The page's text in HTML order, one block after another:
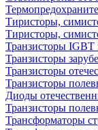
Тиристоры,
Тиристоры,
Транзисторы IGBT
Транзисторы
Транзисторы
Транзисторы
Диоды
Транзисторы
Трансформаторы